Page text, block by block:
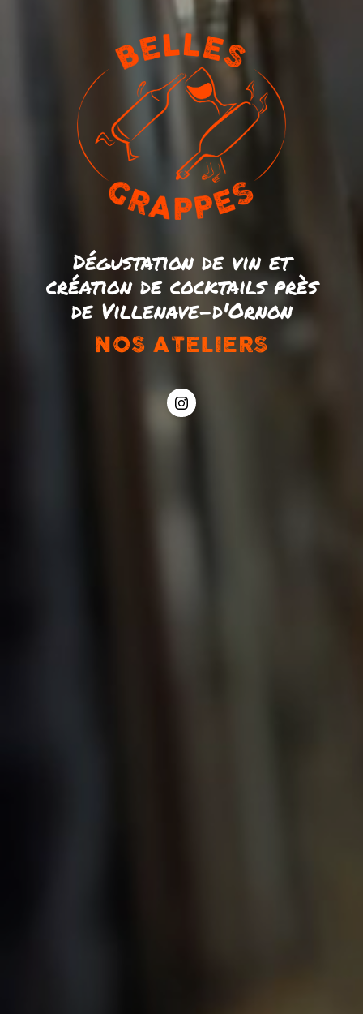
Dégustation de vin et
création de cocktails près
de Villenave-d'Ornon
NOS ATELIERS